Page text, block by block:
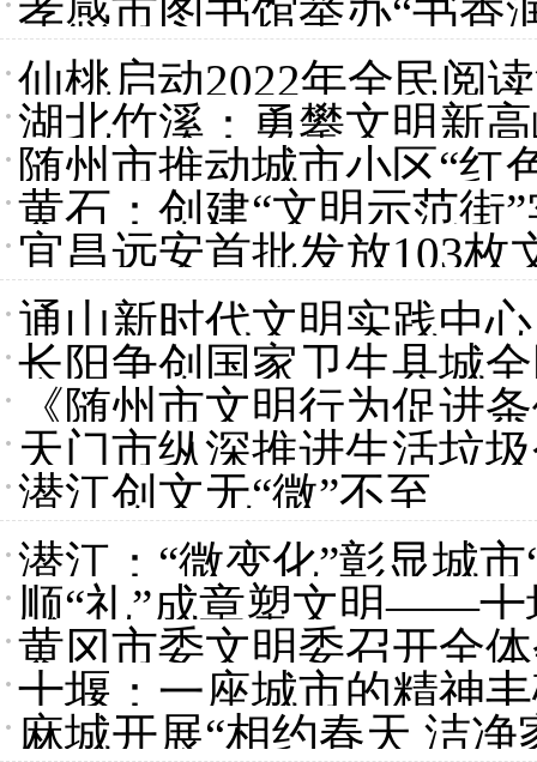
孝感市图书馆举办“书香
仙桃启动2022年全民阅
湖北竹溪：勇攀文明新
随州市推动城市小区“红
黄石：创建“文明示范街
宜昌远安首批发放103枚
通山新时代文明实践中
长阳争创国家卫生县城
《随州市文明行为促进
天门市纵深推进生活垃
潜江创文无“微”不至
潜江：“微变化”彰显城市
顺“礼”成章塑文明——十
黄冈市委文明委召开全
十堰：一座城市的精神
麻城开展“相约春天 洁